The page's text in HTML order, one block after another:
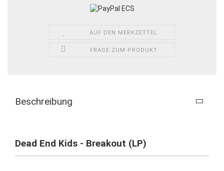
AUF DEN MERKZETTEL
FRAGE ZUM PRODUKT
Beschreibung
Dead End Kids - Breakout (LP)